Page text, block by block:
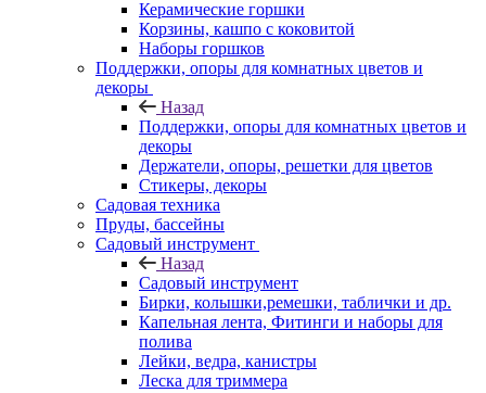
Керамические горшки
Корзины, кашпо с коковитой
Наборы горшков
Поддержки, опоры для комнатных цветов и
декоры
Назад
Поддержки, опоры для комнатных цветов и
декоры
Держатели, опоры, решетки для цветов
Стикеры, декоры
Садовая техника
Пруды, бассейны
Садовый инструмент
Назад
Садовый инструмент
Бирки, колышки,ремешки, таблички и др.
Капельная лента, Фитинги и наборы для
полива
Лейки, ведра, канистры
Леска для триммера